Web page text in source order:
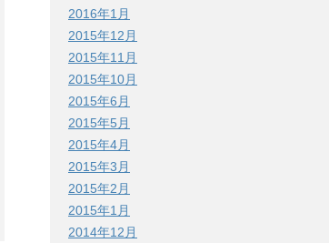
2016年1月
2015年12月
2015年11月
2015年10月
2015年6月
2015年5月
2015年4月
2015年3月
2015年2月
2015年1月
2014年12月